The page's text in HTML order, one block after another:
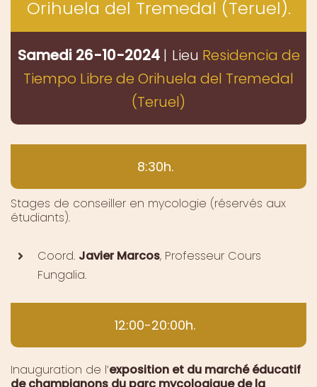
Orihuela del Tremedal (Teruel).
Samedi 26-10-2024 | Lieu Residencia de
Tiempo Libre de Orihuela del Tremedal
(Teruel)
8:30h.
Stages de conseiller en mycologie (réservés aux
étudiants).
Coord. Javier Marcos, Professeur Cours
Fungalia.
12:00-20:00h.
Inauguration de l’exposition et du marché éducatif
de champignons du parc mycologique de la